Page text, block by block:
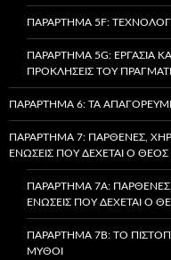
ΠΑΡΆΡΤΗΜΑ 5F:
ΠΑΡΆΡΤΗΜΑ 5G: ΕΡΓΑΣΊΑ
ΠΡΟΚΛΉΣΕΙΣ ΤΟΥ
ΠΑΡΆΡΤΗΜΑ 6: ΤΑ
ΠΑΡΆΡΤΗΜΑ 7: ΠΑΡΘΈΝΕΣ,
ΕΝΏΣΕΙΣ ΠΟΥ ΔΈΧΕΤΑΙ Ο ΘΕΌΣ
ΠΑΡΆΡΤΗΜΑ 7A: ΠΑΡΘΈΝΕΣ,
ΕΝΏΣΕΙΣ ΠΟΥ ΔΈΧΕΤΑΙ Ο
ΠΑΡΆΡΤΗΜΑ 7B: ΤΟ
ΜΎΘΟΙ